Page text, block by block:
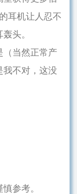
耳机让人忍不
头。
（当然正常产
我不对，这没
参考。